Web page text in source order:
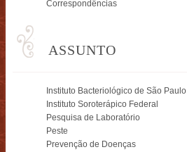
Correspondências
ASSUNTO
Instituto Bacteriológico de São Paulo
Instituto Soroterápico Federal
Pesquisa de Laboratório
Peste
Prevenção de Doenças